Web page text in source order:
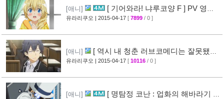
[애니]
[ 기어와라! 냐루코양 F ] PV 영상
공개 [32]
유라리쿠오 | 2015-04-17 [ 7899 / 0 ]
[애니]
[ 역시 내 청춘 러브코메디는 잘못됐다
속 ] 3화 선행컷 + 개요 공개
유라리쿠오 | 2015-04-17 [ 10116 / 0 ]
[애니]
[ 명탐정 코난 : 업화의 해바라기 ]